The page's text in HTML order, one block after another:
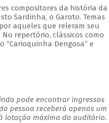
compositores da história da
Sardinha, o Garoto. Temas
aqueles que releram seu
repertório, clássicos como
“Carioquinha Dengosa” e
pode encontrar ingressos
pessoa receberá apenas um
lotação máxima do auditório.